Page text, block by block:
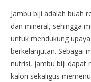
Jambu biji adalah buah
dan mineral, sehingga
untuk mendukung
berkelanjutan. Sebagai
nutrisi, jambu biji dapat
kalori sekaligus